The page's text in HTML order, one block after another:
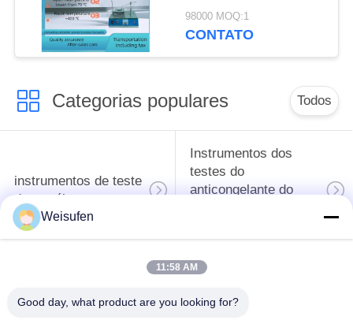
do nitrogênio de
ST115C Kjeldahl
98000 MOQ:1
CONTATO
Categorias populares Todos
instrumentos de teste
do petróleo
Instrumentos dos
testes do
anticongelante do
combustível diesel
Equipamento de
transformador
Weisufen
11:58 AM
Good day, what product are you looking for?